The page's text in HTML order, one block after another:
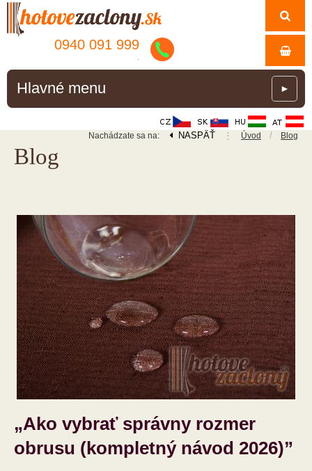
0940 091 999
Hlavné menu ►
Nachádzate sa na: NASPÄŤ ⋮ Úvod / Blog
Blog
„Ako vybrať správny rozmer
obrusu (kompletný návod 2026)”